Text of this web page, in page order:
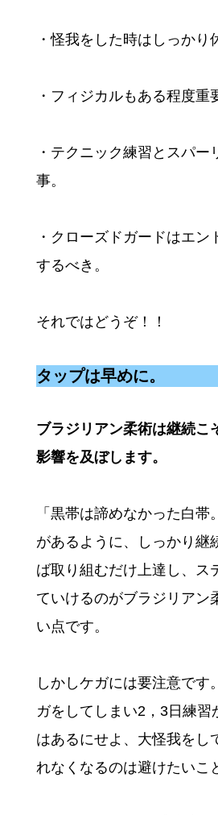
・怪我をした時はしっかり
・フィジカルもある程度重
・テクニック練習とスパー
事。
・クローズドガードはエン
するべき。
それではどうぞ！！
タップは早めに。
ブラジリアン柔術は継続こ
影響を及ぼします。
「黒帯は諦めなかった白帯
があるように、しっかり継
ば取り組むだけ上達し、ス
ていけるのがブラジリアン
い点です。
しかしケガには要注意です
ガをしてしまい2，3日練習
はあるにせよ、大怪我をし
れなくなるのは避けたいこ